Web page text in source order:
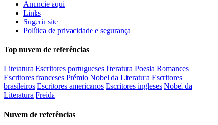
Anuncie aqui
Links
Sugerir site
Política de privacidade e segurança
Top nuvem de referências
Literatura Escritores portugueses literatura Poesia Romances
Escritores franceses Prémio Nobel da Literatura Escritores
brasileiros Escritores americanos Escritores ingleses Nobel da
Literatura Freida
Nuvem de referências